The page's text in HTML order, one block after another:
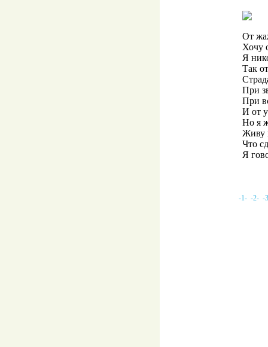
От
Хочу
Я
Так
При
При
И от
Но я
Живу
Что
Я
-1- -2- -